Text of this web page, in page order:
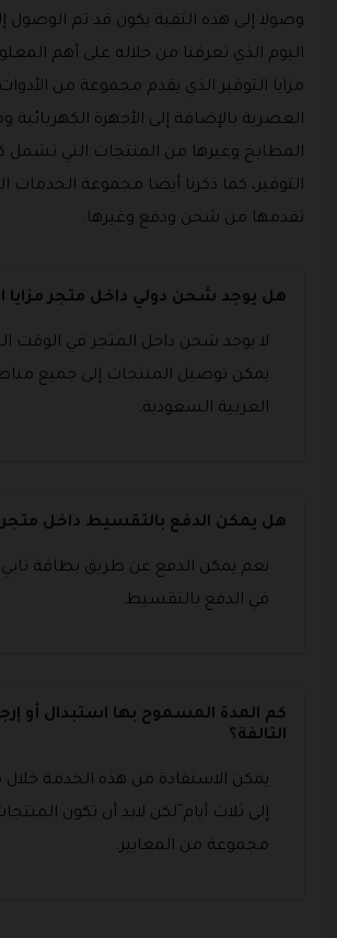
وصولا إلى هذه التقية يكون قد تم الوصول
اليوم الذي تعرفنا من خلاله على أهم
مزايا التوفير الذي يقدم مجموعة من الأدوات
العصرية بالإضافة إلى الأجهزة
المطابخ وغيرها من المنتجات التي تشمل
التوفير، كما ذكرنا أيضا مجموعة الخدمات
تقدمها من شحن ودفع وغيرها.
هل يوجد شحن دولي داخل متجر مزايا
لا يوجد شحن داخل المتجر في الوقت
يمكن توصيل المنتجات إلى جميع
العربية السعودية.
هل يمكن الدفع بالتقسيط داخل متجر
نعم يمكن الدفع عن طريق بطاقة تابي
في الدفع بالتقسيط.
كم المدة المسموح بها استبدال أو
التالفة؟
يمكن الاستفادة من هذه الخدمة
إلى ثلاث أيام َلكن لابد أن تكون
مجموعة من المعايير.